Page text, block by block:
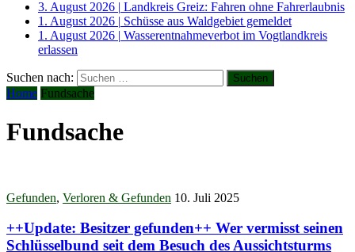
3. August 2026 | Landkreis Greiz: Fahren ohne Fahrerlaubnis
1. August 2026 | Schüsse aus Waldgebiet gemeldet
1. August 2026 | Wasserentnahmeverbot im Vogtlandkreis
erlassen
Suchen nach:
Home Fundsache
Fundsache
Gefunden, Verloren & Gefunden 10. Juli 2025
++Update: Besitzer gefunden++ Wer vermisst seinen
Schlüsselbund seit dem Besuch des Aussichtsturms